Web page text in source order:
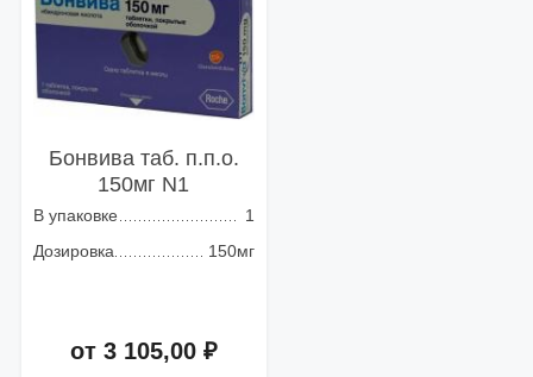
Бонвива таб. п.п.о.
150мг N1
В упаковке
1
Дозировка
150мг
от 3 105,00 ₽